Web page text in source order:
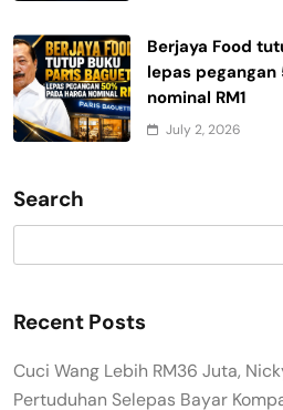
Berjaya Food
lepas pegangan
nominal RM1
July 2, 2026
Search
Recent Posts
Cuci Wang Lebih RM36 Juta,
Pertuduhan Selepas Bayar